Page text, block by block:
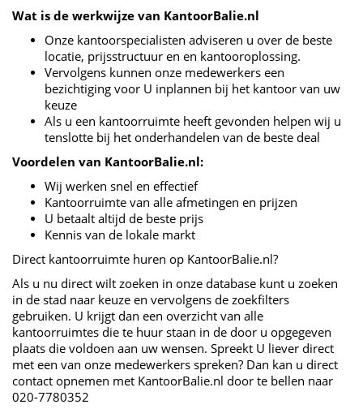
Wat is de werkwijze van KantoorBalie.nl
Onze kantoorspecialisten adviseren u over de beste
locatie, prijsstructuur en en kantooroplossing.
Vervolgens kunnen onze medewerkers een
bezichtiging voor U inplannen bij het kantoor van uw
keuze
Als u een kantoorruimte heeft gevonden helpen wij u
tenslotte bij het onderhandelen van de beste deal
Voordelen van KantoorBalie.nl:
Wij werken snel en effectief
Kantoorruimte van alle afmetingen en prijzen
U betaalt altijd de beste prijs
Kennis van de lokale markt
Direct kantoorruimte huren op KantoorBalie.nl?
Als u nu direct wilt zoeken in onze database kunt u zoeken
in de stad naar keuze en vervolgens de zoekfilters
gebruiken. U krijgt dan een overzicht van alle
kantoorruimtes die te huur staan in de door u opgegeven
plaats die voldoen aan uw wensen. Spreekt U liever direct
met een van onze medewerkers spreken? Dan kan u direct
contact opnemen met KantoorBalie.nl door te bellen naar
020-7780352